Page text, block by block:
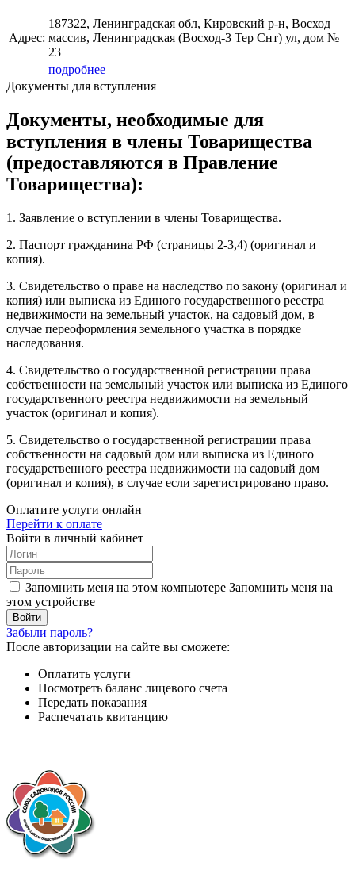
Адрес:
187322, Ленинградская обл, Кировский р-н, Восход
массив, Ленинградская (Восход-3 Тер Снт) ул, дом №
23
подробнее
Документы для вступления
Документы, необходимые для
вступления в члены Товарищества
(предоставляются в Правление
Товарищества):
1. Заявление о вступлении в члены Товарищества.
2. Паспорт гражданина РФ (страницы 2-3,4) (оригинал и
копия).
3. Свидетельство о праве на наследство по закону (оригинал и
копия) или выписка из Единого государственного реестра
недвижимости на земельный участок, на садовый дом, в
случае переоформления земельного участка в порядке
наследования.
4. Свидетельство о государственной регистрации права
собственности на земельный участок или выписка из Единого
государственного реестра недвижимости на земельный
участок (оригинал и копия).
5. Свидетельство о государственной регистрации права
собственности на садовый дом или выписка из Единого
государственного реестра недвижимости на садовый дом
(оригинал и копия), в случае если зарегистрировано право.
Оплатите услуги онлайн
Перейти к оплате
Войти в личный кабинет
Запомнить меня на этом компьютере Запомнить меня на
этом устройстве
Забыли пароль?
После авторизации на сайте вы сможете:
Оплатить услуги
Посмотреть баланс лицевого счета
Передать показания
Распечатать квитанцию